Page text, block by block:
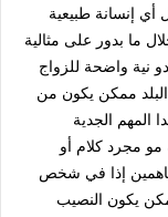
إنسانة طبيعية
ما بدور على مثالية
نية واضحة للزواج
البلد ممكن يكون من
المهم الجدية
مجرد كلام أو
إذا في شخص
يكون النصيب